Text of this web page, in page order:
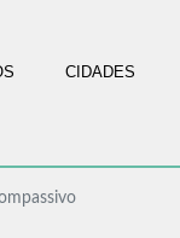
CIDADES